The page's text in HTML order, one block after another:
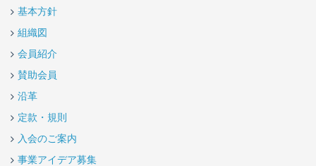
基本方針
組織図
会員紹介
賛助会員
沿革
定款・規則
入会のご案内
事業アイデア募集